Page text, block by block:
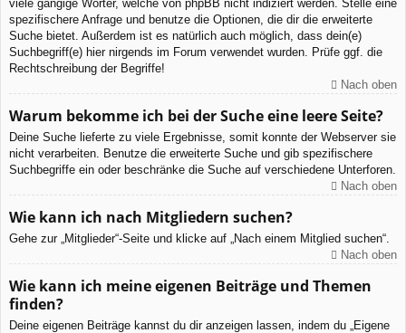
viele gängige Wörter, welche von phpBB nicht indiziert werden. Stelle eine
spezifischere Anfrage und benutze die Optionen, die dir die erweiterte
Suche bietet. Außerdem ist es natürlich auch möglich, dass dein(e)
Suchbegriff(e) hier nirgends im Forum verwendet wurden. Prüfe ggf. die
Rechtschreibung der Begriffe!
Nach oben
Warum bekomme ich bei der Suche eine leere Seite?
Deine Suche lieferte zu viele Ergebnisse, somit konnte der Webserver sie
nicht verarbeiten. Benutze die erweiterte Suche und gib spezifischere
Suchbegriffe ein oder beschränke die Suche auf verschiedene Unterforen.
Nach oben
Wie kann ich nach Mitgliedern suchen?
Gehe zur „Mitglieder“-Seite und klicke auf „Nach einem Mitglied suchen“.
Nach oben
Wie kann ich meine eigenen Beiträge und Themen
finden?
Deine eigenen Beiträge kannst du dir anzeigen lassen, indem du „Eigene